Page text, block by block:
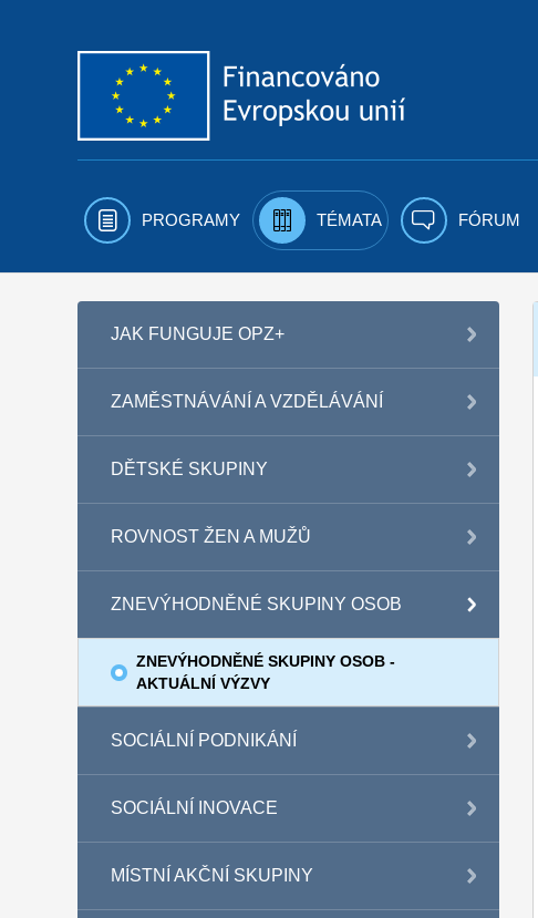
PROGRAMY TÉMATA FÓRUM
JAK FUNGUJE OPZ+
ZAMĚSTNÁVÁNÍ A VZDĚLÁVÁNÍ
DĚTSKÉ SKUPINY
ROVNOST ŽEN A MUŽŮ
ZNEVÝHODNĚNÉ SKUPINY OSOB
ZNEVÝHODNĚNÉ SKUPINY OSOB -
AKTUÁLNÍ VÝZVY
SOCIÁLNÍ PODNIKÁNÍ
SOCIÁLNÍ INOVACE
MÍSTNÍ AKČNÍ SKUPINY